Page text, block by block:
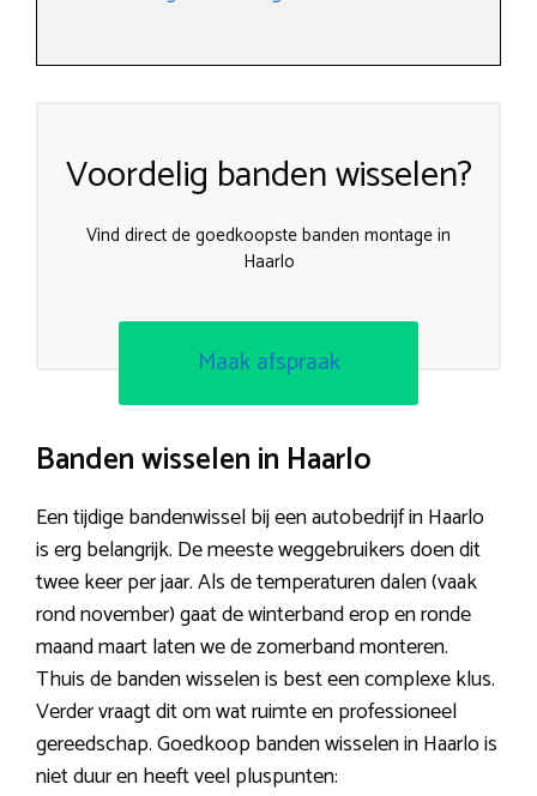
Voordelig banden wisselen?
Vind direct de goedkoopste banden montage in
Haarlo
Maak afspraak
Banden wisselen in Haarlo
Een tijdige bandenwissel bij een autobedrijf in Haarlo
is erg belangrijk. De meeste weggebruikers doen dit
twee keer per jaar. Als de temperaturen dalen (vaak
rond november) gaat de winterband erop en ronde
maand maart laten we de zomerband monteren.
Thuis de banden wisselen is best een complexe klus.
Verder vraagt dit om wat ruimte en professioneel
gereedschap. Goedkoop banden wisselen in Haarlo is
niet duur en heeft veel pluspunten: